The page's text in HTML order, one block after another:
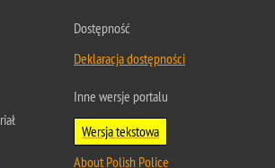
Dostępność
Deklaracja dostępności
Inne wersje portalu
Wersja tekstowa
About Polish Police